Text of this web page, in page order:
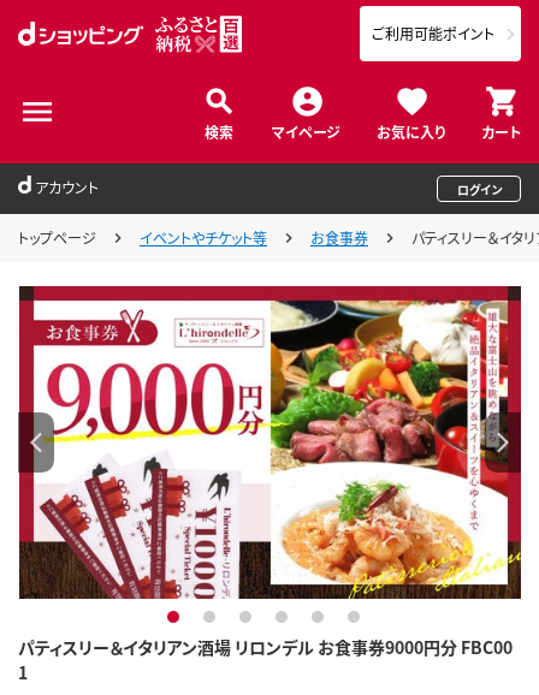
検索 マイページ お気に入り カート
ご利用可能ポイント
アカウント ログイン
トップページ イベントやチケット等 お食事券 パティスリー＆イ
パティスリー＆イタリアン酒場 リロンデル お食事券9000円分 FBC00
1
1 2 3 4 5 6